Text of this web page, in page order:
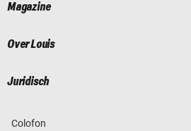
Magazine
Over Louis
Juridisch
Colofon